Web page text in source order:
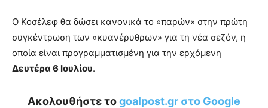
Ο Κοσέλεφ θα δώσει κανονικά το «παρών» στην πρώτη
συγκέντρωση των «κυανέρυθρων» για τη νέα σεζόν, η
οποία είναι προγραμματισμένη για την ερχόμενη
Δευτέρα 6 Ιουλίου.
Ακολουθήστε τοgoalpost.gr στο Google